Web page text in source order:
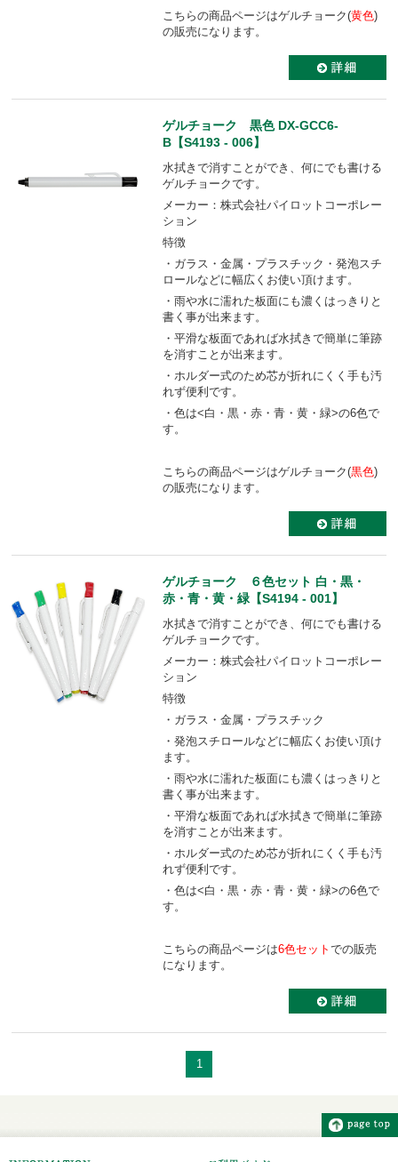
こちらの商品ページはゲルチョーク(黄色)
の販売になります。
ゲルチョーク 黒色 DX-GCC6-
B【S4193 - 006】
水拭きで消すことができ、何にでも書ける
ゲルチョークです。
メーカー：株式会社パイロットコーポレー
ション
特徴
・ガラス・金属・プラスチック・発泡スチ
ロールなどに幅広くお使い頂けます。
・雨や水に濡れた板面にも濃くはっきりと
書く事が出来ます。
・平滑な板面であれば水拭きで簡単に筆跡
を消すことが出来ます。
・ホルダー式のため芯が折れにくく手も汚
れず便利です。
・色は<白・黒・赤・青・黄・緑>の6色で
す。
こちらの商品ページはゲルチョーク(黒色)
の販売になります。
ゲルチョーク ６色セット 白・黒・
赤・青・黄・緑【S4194 - 001】
水拭きで消すことができ、何にでも書ける
ゲルチョークです。
メーカー：株式会社パイロットコーポレー
ション
特徴
・ガラス・金属・プラスチック
・発泡スチロールなどに幅広くお使い頂け
ます。
・雨や水に濡れた板面にも濃くはっきりと
書く事が出来ます。
・平滑な板面であれば水拭きで簡単に筆跡
を消すことが出来ます。
・ホルダー式のため芯が折れにくく手も汚
れず便利です。
・色は<白・黒・赤・青・黄・緑>の6色で
す。
こちらの商品ページは6色セット での販売
になります。
1